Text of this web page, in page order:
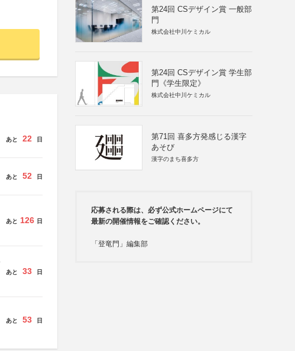
あと 22 日
あと 52 日
あと 126 日
あと 33 日
あと 53 日
第24回 CSデザイン賞 一般部
門
株式会社中川ケミカル
第24回 CSデザイン賞 学生部
門《学生限定》
株式会社中川ケミカル
第71回 喜多方発感じる漢字
あそび
漢字のまち喜多方
応募される際は、必ず公式ホームページにて
最新の開催情報をご確認ください。
「登竜門」編集部